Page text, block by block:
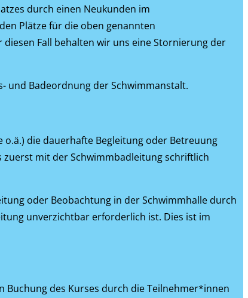
durch einen Neukunden im
Plätze für die oben genannten
Fall behalten wir uns eine Stornierung der
und Badeordnung der Schwimmanstalt.
die dauerhafte Begleitung oder Betreuung
mit der Schwimmbadleitung schriftlich
oder Beobachtung in der Schwimmhalle durch
unverzichtbar erforderlich ist. Dies ist im
Buchung des Kurses durch die Teilnehmer*innen